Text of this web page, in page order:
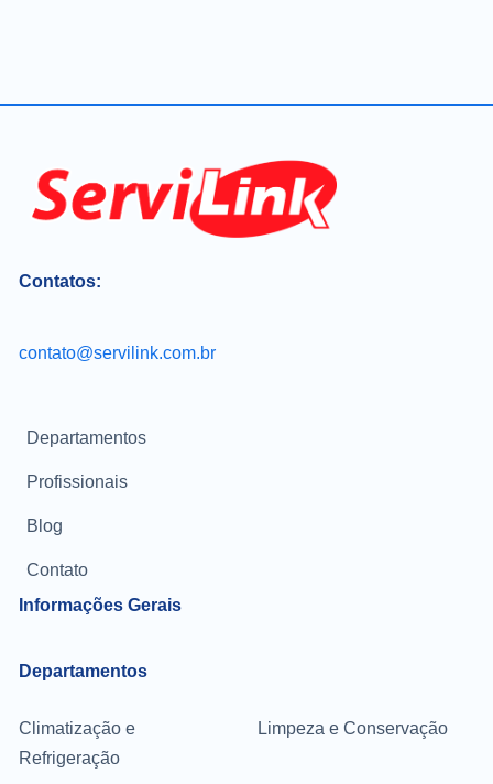
Contatos:
contato@servilink.com.br
Informações Gerais
Departamentos
Profissionais
Blog
Contato
Departamentos
Climatização e
Refrigeração
Limpeza e Conservação